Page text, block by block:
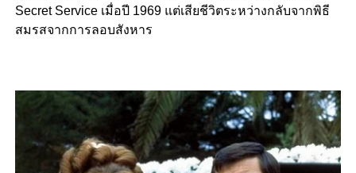
Secret Service เมื่อปี 1969 แต่เสียชีวิตระหว่างกลับจากพิธี
สมรสจากการลอบสังหาร